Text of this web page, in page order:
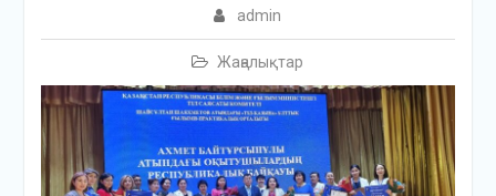
admin
Жаңалықтар